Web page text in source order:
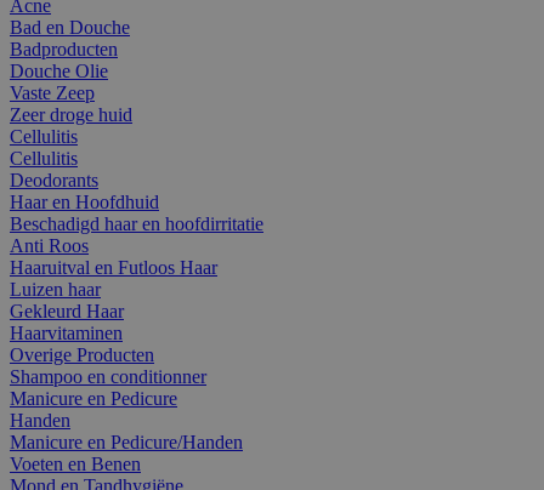
Acne
Bad en Douche
Badproducten
Douche Olie
Vaste Zeep
Zeer droge huid
Cellulitis
Cellulitis
Deodorants
Haar en Hoofdhuid
Beschadigd haar en hoofdirritatie
Anti Roos
Haaruitval en Futloos Haar
Luizen haar
Gekleurd Haar
Haarvitaminen
Overige Producten
Shampoo en conditionner
Manicure en Pedicure
Handen
Manicure en Pedicure/Handen
Voeten en Benen
Mond en Tandhygiëne